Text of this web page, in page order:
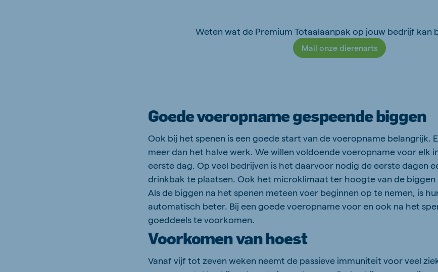
Weten wat de Premium Totaalaanpak op jouw bedrijf kan
Mail onze dierenarts
Goede voeropname gespeende biggen
Ook bij het spenen is een goede start van de voeropname belangrijk.
meer dan het halve werk. We willen voldoende voeropname voor elk
eerste dag. Op veel bedrijven is het daarvoor nodig de eerste dagen
drinkbak te plaatsen. Ook het microklimaat ter hoogte van de biggen
Als de biggen na het spenen meteen voer beginnen op te nemen, is
automatisch beter. Bij een goede voeropname voor en ook na het
goeddeels te voorkomen.
Voorkomen van hoest
Vanaf vijf tot zeven weken neemt de passieve immuniteit voor veel